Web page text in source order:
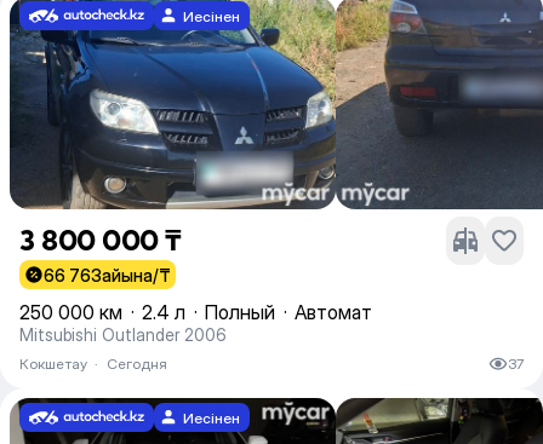
Иесінен
3 800 000 ₸
66 763айына/₸
250 000 км · 2.4 л · Полный · Автомат
Mitsubishi Outlander 2006
Кокшетау · Сегодня 37
Иесінен